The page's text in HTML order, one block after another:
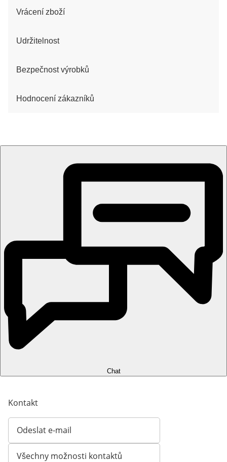
Vrácení zboží
Udržitelnost
Bezpečnost výrobků
Hodnocení zákazníků
Chat
Kontakt
Odeslat e-mail
Otevírá e-mailového klienta
Všechny možnosti kontaktů